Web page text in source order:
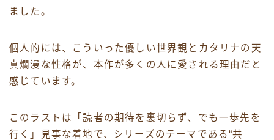
ました。
個人的には、こういった優しい世界観とカタリナの天
真爛漫な性格が、本作が多くの人に愛される理由だと
感じています。
このラストは「読者の期待を裏切らず、でも一歩先を
行く」見事な着地で、シリーズのテーマである“共